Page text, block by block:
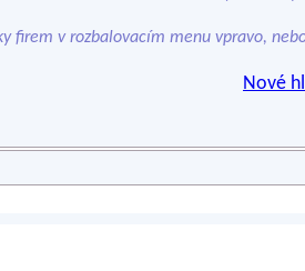
firem v rozbalovacím menu vpravo,
Nové